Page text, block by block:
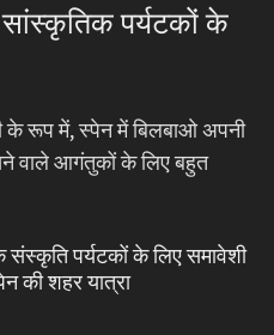
पर्यटकों के
के रूप में, स्पेन में बिलबाओ अपनी
वाले आगंतुकों के लिए बहुत
संस्कृति पर्यटकों के लिए समावेशी
की शहर यात्रा